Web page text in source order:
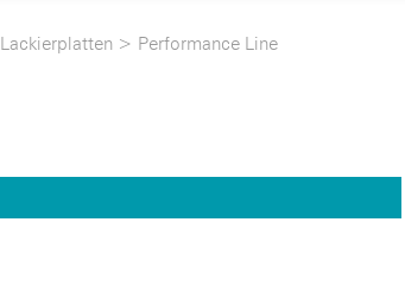
Lackierplatten > Performance Line